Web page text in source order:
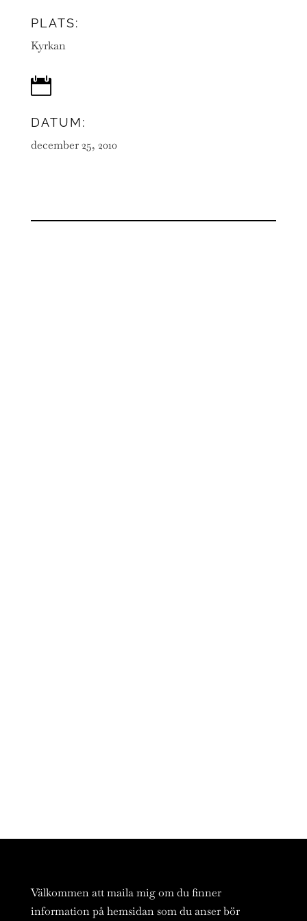
PLATS:
Kyrkan

DATUM:
december 25, 2010
Välkommen att maila mig om du finner
information på hemsidan som du anser bör